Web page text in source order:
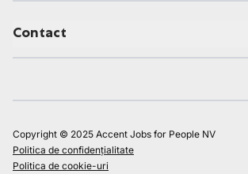
Contact
Copyright © 2025 Accent Jobs for People NV
Politica de confidențialitate
Politica de cookie-uri